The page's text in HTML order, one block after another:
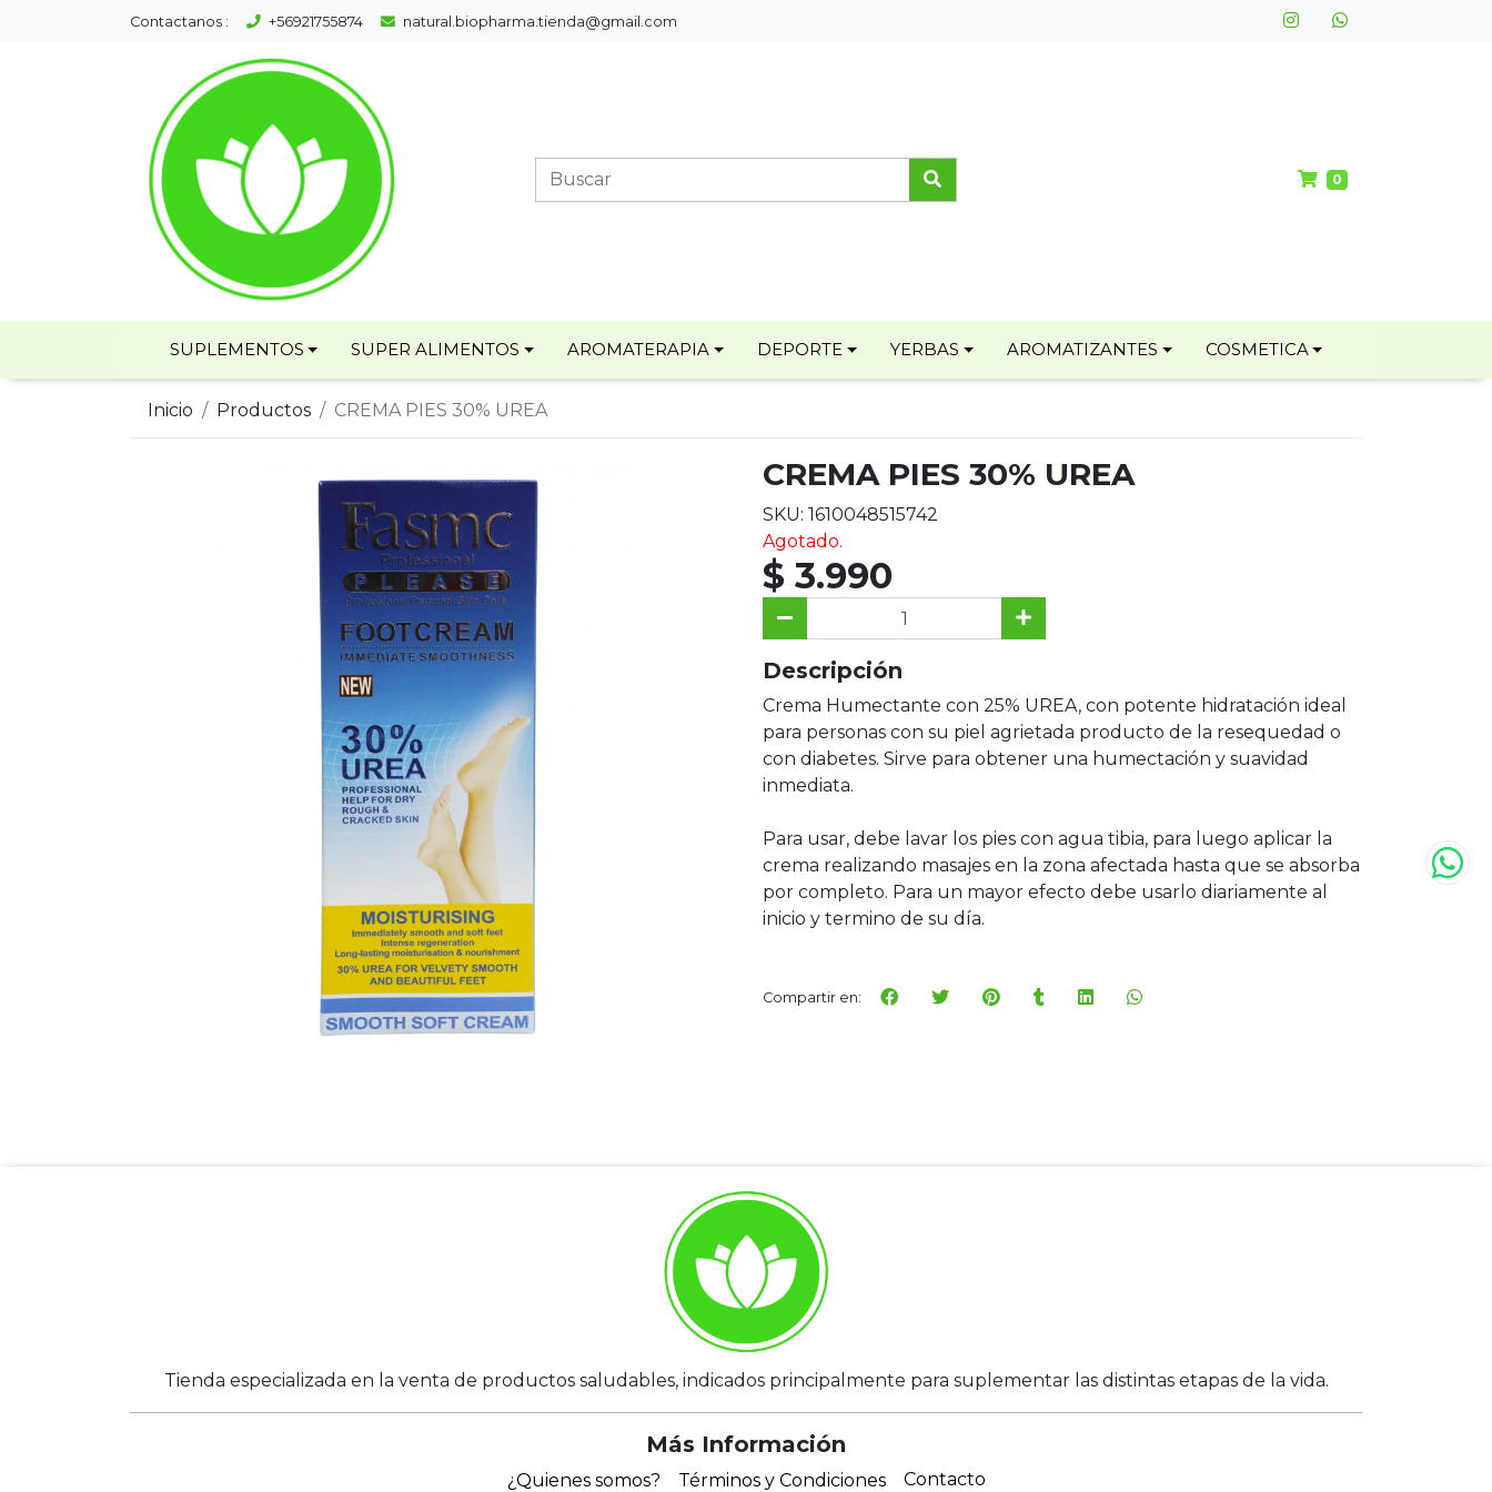
Contactanos : +56921755874 natural.biopharma.tienda@gmail.com
0
SUPLEMENTOS SUPER ALIMENTOS AROMATERAPIA DEPORTE YERBAS AROMATIZANTES COSMETICA
Inicio Productos CREMA PIES 30% UREA
CREMA PIES 30% UREA
SKU: 1610048515742
Agotado.
$ 3.990
Descripción
Crema Humectante con 25% UREA, con potente hidratación ideal
para personas con su piel agrietada producto de la resequedad o
con diabetes. Sirve para obtener una humectación y suavidad
inmediata.
Para usar, debe lavar los pies con agua tibia, para luego aplicar la
crema realizando masajes en la zona afectada hasta que se absorba
por completo. Para un mayor efecto debe usarlo diariamente al
inicio y termino de su día.
Compartir en:
Tienda especializada en la venta de productos saludables, indicados principalmente para suplementar las distintas etapas de la vida.
Más Información
¿Quienes somos? Términos y Condiciones Contacto